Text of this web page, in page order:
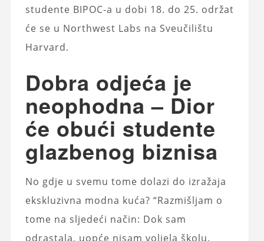
studente BIPOC-a u dobi 18. do 25. održat
će se u Northwest Labs na Sveučilištu
Harvard.
Dobra odjeća je
neophodna – Dior
će obući studente
glazbenog biznisa
No gdje u svemu tome dolazi do izražaja
ekskluzivna modna kuća? “Razmišljam o
tome na sljedeći način: Dok sam
odrastala, uopće nisam voljela školu.